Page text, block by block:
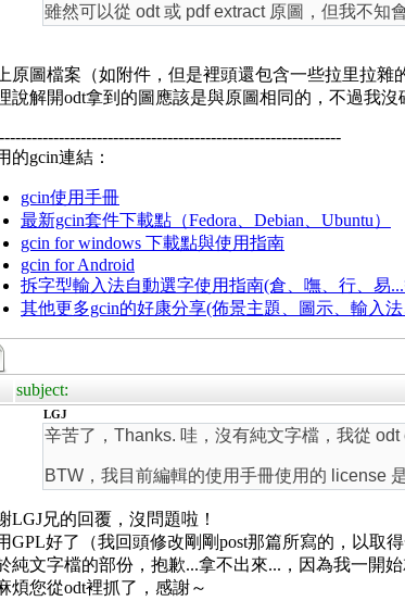
雖然可以從 odt 或 pdf extract 原圖，但我不知
原圖檔案（如附件，但是裡頭還包含一些拉里拉雜
說解開odt拿到的圖應該是與原圖相同的，不過我沒
的gcin連結：
gcin使用手冊
最新gcin套件下載點（Fedora、Debian、Ubuntu）
gcin for windows 下載點與使用指南
gcin for Android
拆字型輸入法自動選字使用指南(倉、嘸、行、易
其他更多gcin的好康分享(佈景主題、圖示、輸入
subject:
LGJ
辛苦了，Thanks. 哇，沒有純文字檔，我從 odt
BTW，我目前編輯的使用手冊使用的 license
LGJ兄的回覆，沒問題啦！
GPL好了（我回頭修改剛剛post那篇所寫的，以取得
純文字檔的部份，抱歉...拿不出來...，因為我一開
煩您從odt裡抓了，感謝～